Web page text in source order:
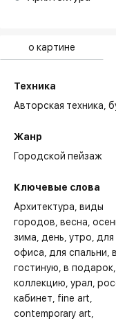
о картине
Техника
Авторская техника,
Жанр
Городской пейзаж
Ключевые слова
Архитектура виды
городов весна
зима день утро для
офиса для спальни в
гостиную в подарок
коллекцию урал
кабинет fine art
contemporary art
Избранные